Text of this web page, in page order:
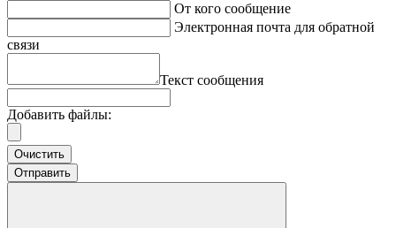
От кого сообщение
Электронная почта для обратной
связи
Текст сообщения
Добавить файлы:
Очистить
Отправить